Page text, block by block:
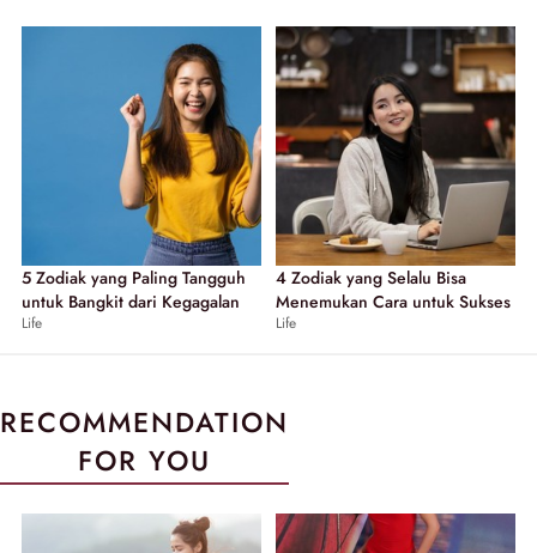
5 Zodiak yang Paling Tangguh
untuk Bangkit dari Kegagalan
Life
4 Zodiak yang Selalu Bisa
Menemukan Cara untuk Sukses
Life
RECOMMENDATION
FOR YOU